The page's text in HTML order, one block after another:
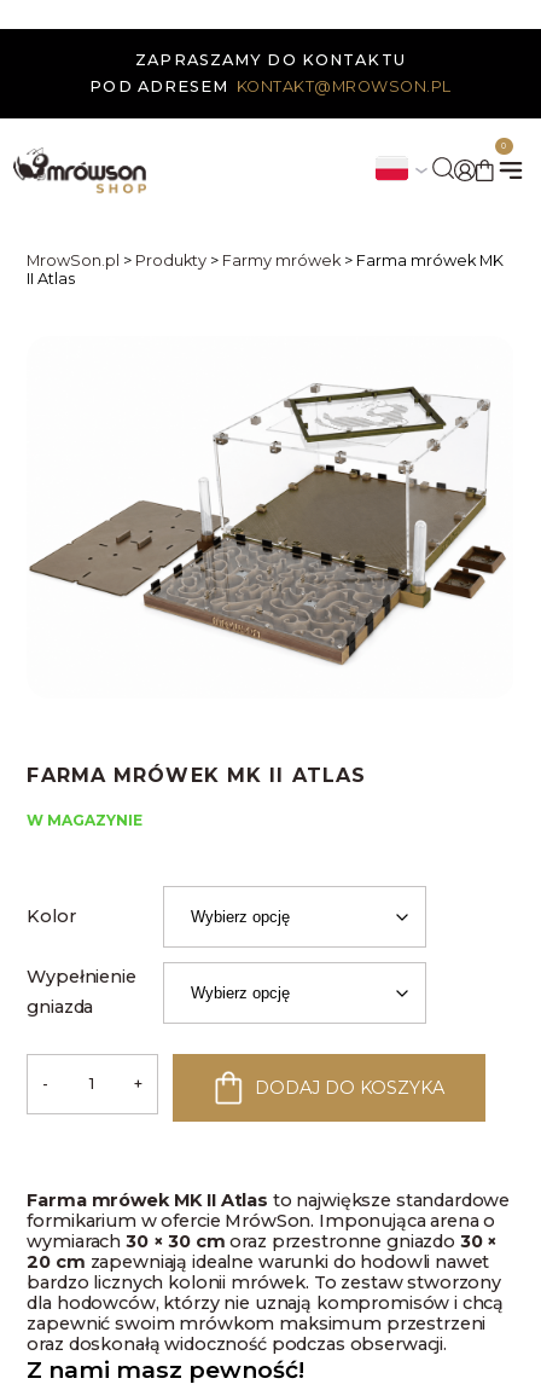
ZAPRASZAMY DO KONTAKTU
POD ADRESEM
KONTAKT@MROWSON.PL
0
MrowSon.pl > Produkty > Farmy mrówek > Farma mrówek MK
II Atlas
FARMA MRÓWEK MK II ATLAS
W MAGAZYNIE
Kolor
Wypełnienie
gniazda
-
ilość
Farma
Atlas
+ DODAJ DO KOSZYKA
Farma mrówek MK II Atlas to największe standardowe
formikarium w ofercie MrówSon. Imponująca arena o
wymiarach 30 × 30 cm oraz przestronne gniazdo 30 ×
20 cm zapewniają idealne warunki do hodowli nawet
bardzo licznych kolonii mrówek. To zestaw stworzony
dla hodowców, którzy nie uznają kompromisów i chcą
zapewnić swoim mrówkom maksimum przestrzeni
oraz doskonałą widoczność podczas obserwacji.
Z nami masz pewność!